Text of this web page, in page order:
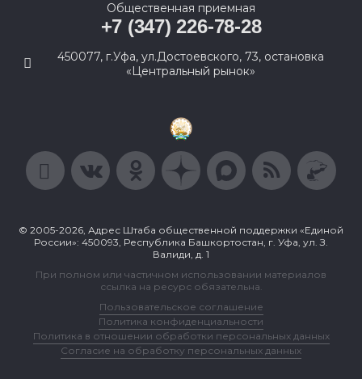
Общественная приемная
+7 (347) 226-78-28
450077, г.Уфа, ул.Достоевского, 73, остановка
«Центральный рынок»
© 2005-2026, Адрес Штаба общественной поддержки «Единой
России»: 450093, Республика Башкортостан, г. Уфа, ул. З.
Валиди, д. 1
При полном или частичном использовании материалов
ссылка на ресурс обязательна.
Пользовательское соглашение
Политика конфиденциальности
Политика в отношении обработки персональных данных
Согласие на обработку персональных данных